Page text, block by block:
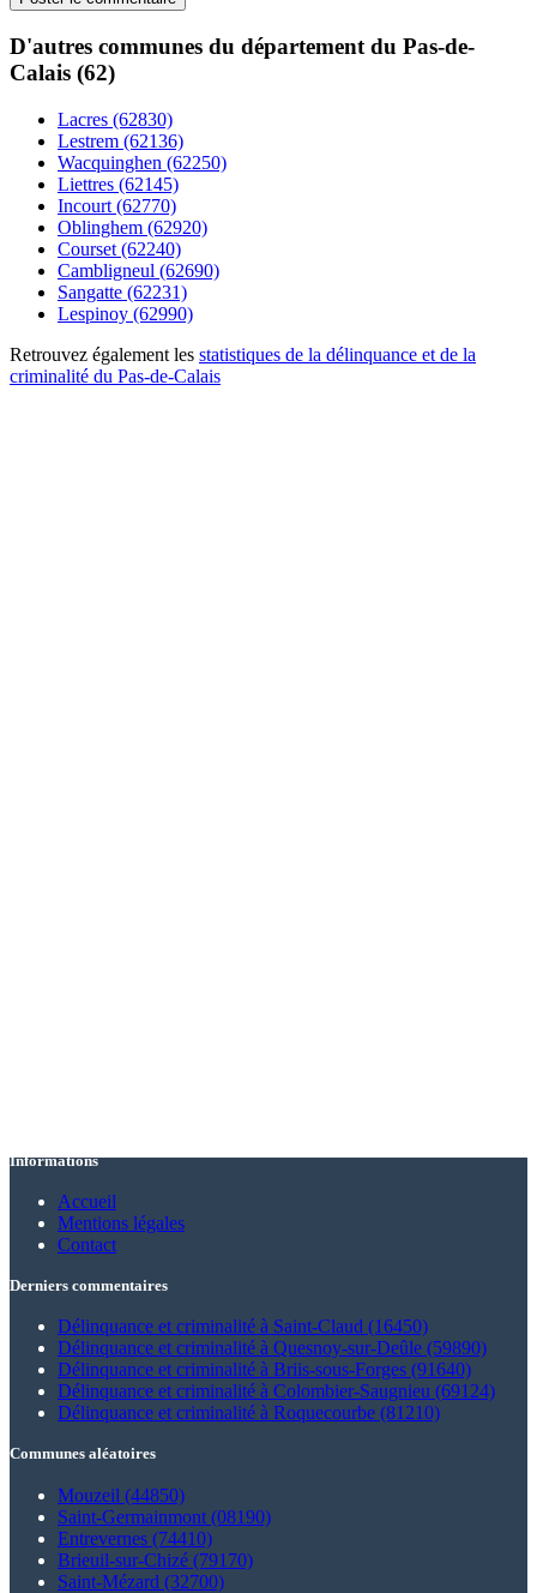
D'autres communes du département du Pas-de-
Calais (62)
Lacres (62830)
Lestrem (62136)
Wacquinghen (62250)
Liettres (62145)
Incourt (62770)
Oblinghem (62920)
Courset (62240)
Cambligneul (62690)
Sangatte (62231)
Lespinoy (62990)
Retrouvez également les statistiques de la délinquance et de la
criminalité du Pas-de-Calais
Informations
Accueil
Mentions légales
Contact
Derniers commentaires
Délinquance et criminalité à Saint-Claud (16450)
Délinquance et criminalité à Quesnoy-sur-Deûle (59890)
Délinquance et criminalité à Briis-sous-Forges (91640)
Délinquance et criminalité à Colombier-Saugnieu (69124)
Délinquance et criminalité à Roquecourbe (81210)
Communes aléatoires
Mouzeil (44850)
Saint-Germainmont (08190)
Entrevernes (74410)
Brieuil-sur-Chizé (79170)
Saint-Mézard (32700)